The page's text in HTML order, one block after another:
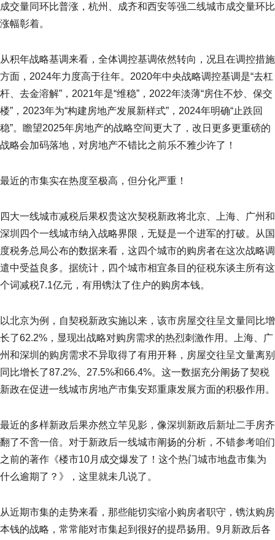
成交量同环比普涨，杭州、成齐和西安等强二线城市成交量环比
涨幅彰着。
从积年战略基调来看，全体调控基调依然转向，况且在调控措施
方面，2024年力度高于往年。2020年中央战略调控基调是“去杠
杆、去金溶解”，2021年是“维稳”，2022年淡薄“房住不炒、保交
楼”，2023年为“构建房地产发展新样式”，2024年明确“止跌回
稳”。瞻望2025年房地产的战略空间更大了，改日更多更重磅的
战略会加码落地，对房地产不错比之前乐不雅少许了！
最近的市集实在热度至极高，但分化严重！
四大一线城市减税后果权贵这次契税新政将北京、上海、广州和
深圳四个一线城市纳入战略界限，无疑是一个进军的打破。从国
度税务总局公布的数据来看，这四个城市的购房者在这次战略调
遣中受益良多。据统计，四个城市相宜条目的征税东谈主所有这
个词减税7.1亿元，有用镌汰了住户的购房本钱。
以北京为例，自契税新政实施以来，该市房屋交往呈文量同比增
长了62.2%，显现出战略对购房需求的热烈刺激作用。上海、广
州和深圳的购房需求不异取得了有用开释，房屋交往呈文量离别
同比增长了87.2%、27.5%和66.4%。这一数据充分阐扬了契税
新政在促进一线城市房地产市集安郑重康发展方面的积极作用。
最近的多样新政后果亦然立竿见影，像深圳新政后新址二手房齐
翻了不啻一倍。对于新政后一线城市阐扬的分析，不错参考咱们
之前的著作《楼市10月成交爆发了！这个热门城市地盘市集为
什么逾期了？》，这里就未几说了。
从近期市集的走势来看，那些能切实缩小购房者职守，镌汰购房
本钱的战略，常常能对市集起到很好的提昂扬用。9月新政后各